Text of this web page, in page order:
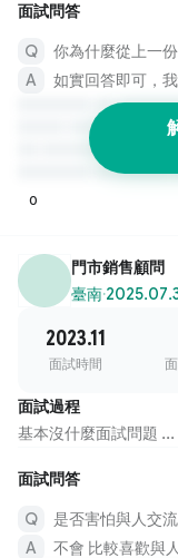
面試問答
你為什麼從上一
如實回答即可，
0
門市銷售顧問
臺南·
2023.11
面試時間
面試過程
基本沒什麼面試問題 ...
面試問答
是否害怕與人交流
不會 比較喜歡與